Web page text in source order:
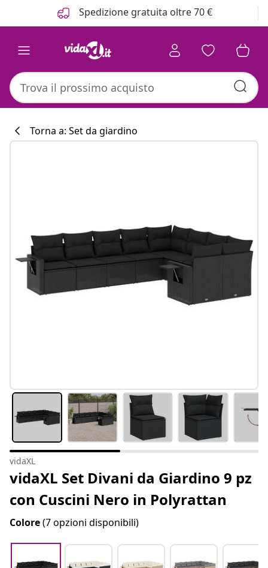
Spedizione gratuita oltre 70 €
Torna a: Set da giardino
vidaXL
vidaXL Set Divani da Giardino 9 pz
con Cuscini Nero in Polyrattan
Colore(7 opzioni disponibili)